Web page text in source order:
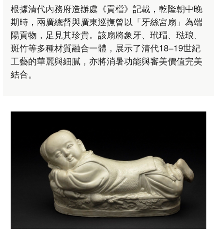
根據清代內務府造辦處《貢檔》記載，乾隆朝中晚
期時，兩廣總督與廣東巡撫曾以「牙絲宮扇」為端
陽貢物，足見其珍貴。該扇將象牙、玳瑁、琺琅、
斑竹等多種材質融合一體，展示了清代18–19世紀
工藝的華麗與細膩，亦將消暑功能與審美價值完美
結合。